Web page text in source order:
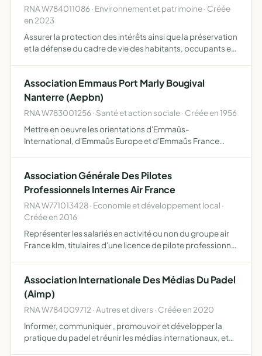
RNA W784011086 · Environnement et patrimoine · Créée
en 2023
Assurer la protection des intérêts ainsi que la préservation
et la défense du cadre de vie des habitants, occupants et
Association Emmaus Port Marly Bougival
Nanterre (Aepbn)
RNA W783001256 · Santé et action sociale · Créée en 1956
Mettre en oeuvre les orientations d'Emmaûs-
International, d'Emmaûs Europe et d'Emmaûs France
but de lutter contre l…
Association Générale Des Pilotes
Professionnels Internes Air France
RNA W771013428 · Economie et développement local ·
Créée en 2016
Représenter les salariés en activité ou non du groupe air
France klm, titulaires d'une licence de pilote professionnel
Association Internationale Des Médias Du Padel
(Aimp)
RNA W784009712 · Autres et divers · Créée en 2020
Informer, communiquer , promouvoir et développer la
pratique du padel et réunir les médias internationaux, et